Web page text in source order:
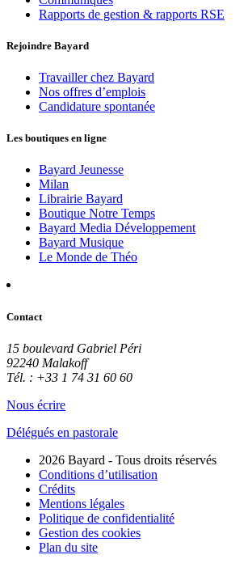
Rapports de gestion & rapports RSE
Rejoindre Bayard
Travailler chez Bayard
Nos offres d’emplois
Candidature spontanée
Les boutiques en ligne
Bayard Jeunesse
Milan
Librairie Bayard
Boutique Notre Temps
Bayard Media Développement
Bayard Musique
Le Monde de Théo
Contact
15 boulevard Gabriel Péri
92240 Malakoff
Tél. : +33 1 74 31 60 60
Nous écrire
Délégués en pastorale
2026 Bayard - Tous droits réservés
Conditions d’utilisation
Crédits
Mentions légales
Politique de confidentialité
Gestion des cookies
Plan du site